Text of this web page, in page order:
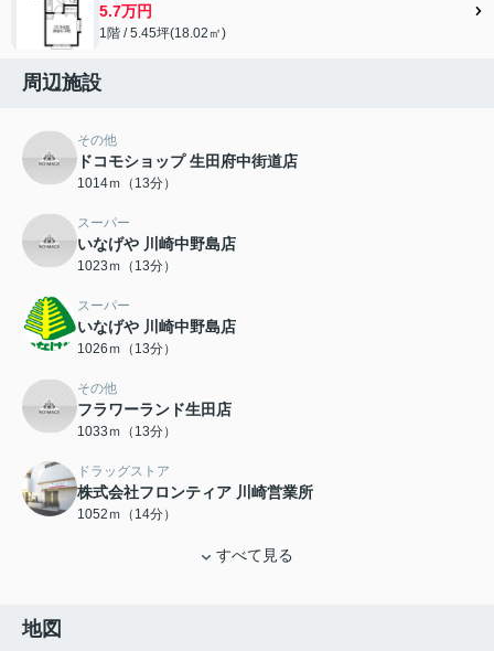
5.7万円
1階 / 5.45坪(18.02㎡)
周辺施設
その他
ドコモショップ 生田府中街道店
1014ｍ（13分）
スーパー
いなげや 川崎中野島店
1023ｍ（13分）
スーパー
いなげや 川崎中野島店
1026ｍ（13分）
その他
フラワーランド生田店
1033ｍ（13分）
ドラッグストア
株式会社フロンティア 川崎営業所
1052ｍ（14分）
すべて見る
地図